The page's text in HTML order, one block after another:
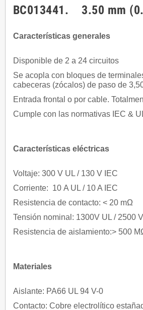
BC013441. 3.50 mm
Características generales
Disponible de 2 a 24 circuitos
Se acopla con bloques de
cabeceras (zócalos) de paso de
Entrada frontal o por cable.
Cumple con las normativas IEC &
Características eléctricas
Voltaje: 300 V UL / 130 V IEC
Corriente: 10 A UL / 10 A IEC
Resistencia de contacto: < 20 mΩ
Tensión nominal: 1300V UL / 2500
Resistencia de aislamiento:> 500
Materiales
Aislante: PA66 UL 94 V-0
Contacto: Cobre electrolítico